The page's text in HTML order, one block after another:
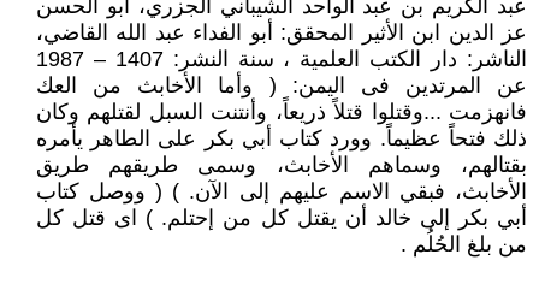
عبد الكريم بن عبد الواحد الشيباني الجزري، أبو الحسن
عز الدين ابن الأثير المحقق: أبو الفداء عبد الله القاضي،
الناشر: دار الكتب العلمية ، سنة النشر: 1407 – 1987
عن المرتدين فى اليمن: ( وأما الأخابث من العك
فانهزمت ...وقتلوا قتلاً ذريعاً، وأنتنت السبل لقتلهم وكان
ذلك فتحاً عظيماً. وورد كتاب أبي بكر على الطاهر يأمره
بقتالهم، وسماهم الأخابث، وسمى طريقهم طريق
الأخابث، فبقي الاسم عليهم إلى الآن. ) ( ووصل كتاب
أبي بكر إلى خالد أن يقتل كل من إحتلم. ) اى قتل كل
من بلغ الحُلُم .